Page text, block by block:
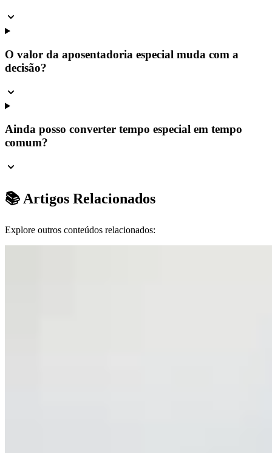
O valor da aposentadoria especial muda com a
decisão?
Ainda posso converter tempo especial em tempo
comum?
📚 Artigos Relacionados
Explore outros conteúdos relacionados: